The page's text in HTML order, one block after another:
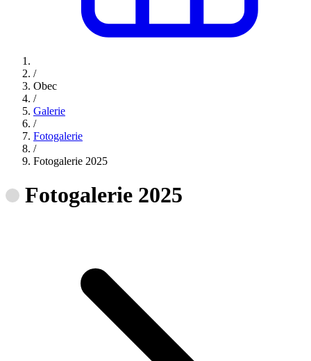
/
Obec
/
Galerie
/
Fotogalerie
/
Fotogalerie 2025
Fotogalerie 2025